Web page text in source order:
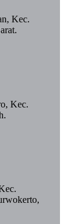
Kec.
Kec.